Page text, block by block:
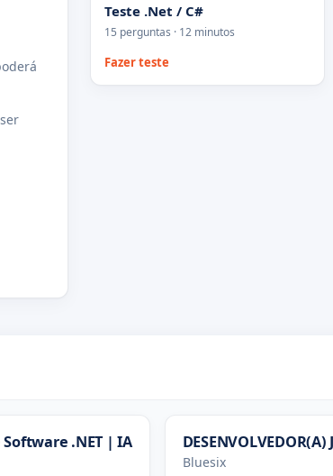
Teste .Net / C#
15 perguntas · 12 minutos
Fazer teste
.NET | IA
DESENVOLVEDOR(A)
Bluesix